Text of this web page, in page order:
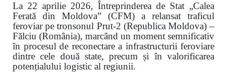
La 22 aprilie 2026, Întreprinderea de Stat „Calea
Ferată din Moldova” (CFM) a relansat traficul
feroviar pe tronsonul Prut-2 (Republica Moldova) –
Fălciu (România), marcând un moment semnificativ
în procesul de reconectare a infrastructurii feroviare
dintre cele două state, precum și în valorificarea
potențialului logistic al regiunii.